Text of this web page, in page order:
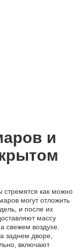
и
стремятся как можно
могут отложить
и после их
массу
свежем воздухе.
заднем дворе,
включают